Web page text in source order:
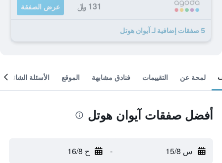
131 ﷼ عرض الصفقة
5 صفقات إضافية لـ آيوان هوتل
لمحة عن التقييمات فنادق مشابهة الموقع الأسئلة الشائعة
أفضل صفقات آيوان هوتل
س 15/8 - ح 16/8